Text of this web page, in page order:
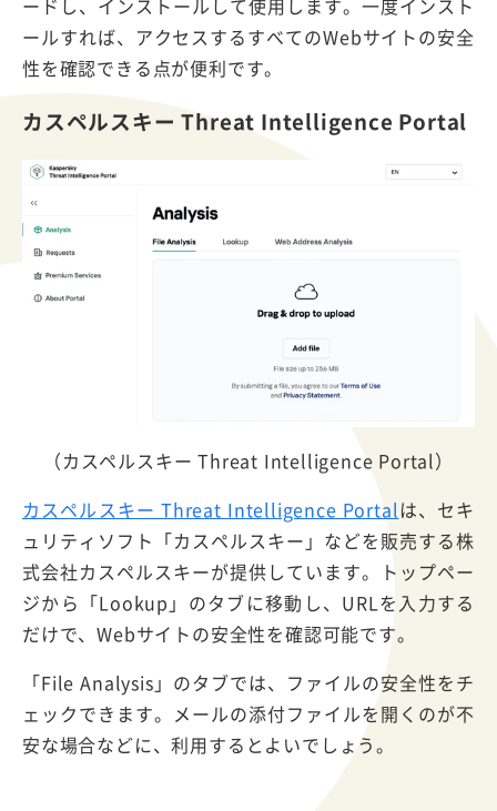
ールすれば、アクセスするすべてのWebサイトの安全
性を確認できる点が便利です。
カスペルスキー Threat Intelligence Portal
（カスペルスキー Threat Intelligence Portal）
カスペルスキー Threat Intelligence Portalは、セキ
ュリティソフト「カスペルスキー」などを販売する株
式会社カスペルスキーが提供しています。トップペー
ジから「Lookup」のタブに移動し、URLを入力する
だけで、Webサイトの安全性を確認可能です。
「File Analysis」のタブでは、ファイルの安全性をチ
ェックできます。メールの添付ファイルを開くのが不
安な場合などに、利用するとよいでしょう。